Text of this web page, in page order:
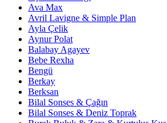
Ava Max
Avril Lavigne & Simple Plan
Ayla Çelik
Aynur Polat
Balabay Agayev
Bebe Rexha
Bengü
Berkay
Berksan
Bilal Sonses & Çağın
Bilal Sonses & Deniz Toprak